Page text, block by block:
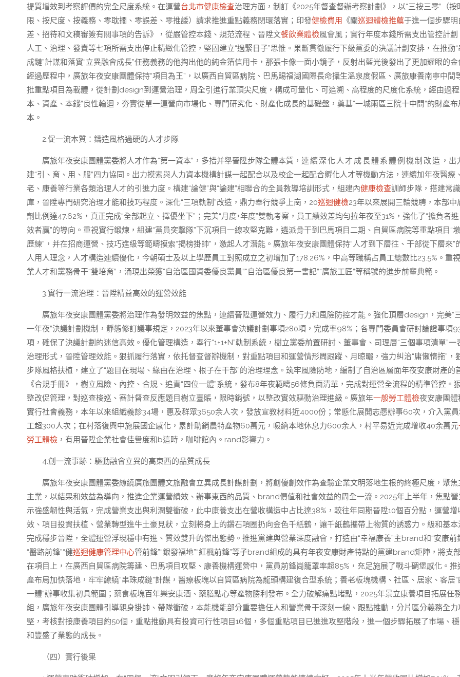
提質增效到考察評價的完全尺度系統。在運營台北巿健康檢查治理方面，制訂《2025年督查督辦考察計劃》，以“三按三零”（按
限、按尺度、按義務、零耽擱、零誤差、零推諉）請求推進重點義務閉環落實；印發健檢費用 《關巡迴體檢推薦于進一個步驟明
差、招待和文稿審簽有關事項的告訴》，從嚴管控本錢、規范流程、晉陞文餐飲業體檢風會風；實行年度本錢所需支出管控計劃
人工、治理、發賣等七項所需支出停止精緻化管控，堅固建立“過緊日子”思惟。果斷貫徹履行下級黨委的決議計劃安排，在推動“
成鏈”計謀和落實“立異融會成長”任務義務的他掏出他的純金箔信用卡，那張卡像一面小鏡子，反射出藍光後發出了更加耀眼的金
經過歷程中，廣旅年夜安康團體保持“項目為王”，以廣西自貿區病院、巴馬賜福湖國際長命攝生溫泉度假區、廣旅康養南寧中間
批重點項目為載體，從計劃design到運營治理，周全引進行業頂尖尺度，構成可量化、可追溯、高程度的尺度化系統，經由過程
本、資產、本錢”良性輪迴，夯實從單一運營向市場化、專門研究化、財產化成長的基礎盤，奠基“一城兩區三院十中間”的財產布
本。
2.促一流本質：鑄造風格過硬的人才步隊
廣旅年夜安康團體黨委將人才作為“第一資本”，多措并舉晉陞步隊全體本質， 連續深化人才成長體系體例機制改造 ，出
建“引、育、用、服”四力協同。出力摸索與人力資本機構計謀一起配合以及校企一起配合孵化人才等機動方法，連續加年夜醫療
老、康養等行業各類治理人才的引進力度。構建“論健”與“論建”相聯合的全員教導培訓形式，組建內健康檢查訓師步隊，搭建常識
庫，晉陞專門研究治理才能和技巧程度。深化“三項軌制”改造，鼎力奉行競爭上崗，20巡迴健檢23年以來展開三輪競聘，本部中
劑比例達47.62%，真正完成“全部起立、擇優坐下”；完美“月度+年度”雙軌考察，員工績效差均勻拉年夜至31%，強化了“擔負者進
效者贏”的導向。重視實行鍛煉，組建“黨員突擊隊”下沉項目一線攻堅克難，遴派骨干到巴馬項目二期、自貿區病院等重點項目“
歷練”，并在招商運營、技巧進級等範疇摸索“揭榜掛帥”，激起人才潛能。廣旅年夜安康團體保持“人才到下層往、干部從下層來”
人用人理念，人才構造連續優化，今朝碩士及以上學歷員工對照成立之初增加了178.26%，中高等職稱占員工總數比23.5%。重
業人才和黨務骨干“雙培育”，涌現出榮獲“自治區國資委優良黨員”“自治區優良第一書記”“廣旅工匠”等稱號的進步前輩典範。
3.實行一流治理：晉陞精益高效的運營效能
廣旅年夜安康團體黨委將治理作為發明效益的焦點，連續晉陞運營效力、履行力和風險防控才能。強化頂層design，完美“
一年夜”決議計劃機制，靜態修訂議事規定，2023年以來董事會決議計劃事項280項，完成率98%；各專門委員會研討論證事項
項，確保了決議計劃的迷信高效。優化管理構造，奉行“1+1+N”軌制系統，樹立黨委前置研討、董事會、司理層“三個事項清單”一
治理形式，晉陞管理效能。狠抓履行落實，依托督查督辦機制，對重點項目和運營情形周跟蹤、月晾曬，強力糾治“庸懶惰拖”，
步隊風格扶植，建立了“題目在現場、緣由在治理、根子在干部”的治理理念。筑牢風險防地，編制了自治區層面年夜安康財產的
《合規手冊》，樹立風險、內控、合規、追責“四位一體”系統，發布8年夜範疇56條負面清單，完成對運營全流程的精準管控。
整改促管理，對巡查梭巡、審計督查反應題目樹立臺賬，限時銷號，以整改實效驅動治理進級。廣旅年一般勞工體檢夜安康團體
實行社會義務，本年以來組織義診34場，惠及群眾3650余人次，發放宣教材料近4000份；常態化展開志愿辦事60次，介入黨員
工超300人次；在村落復興中施展國企感化，累計助銷農特產物60萬元，吸納本地休息力600余人，村平易近完成增收40余萬元
勞工體檢 ，有用晉陞企業社會佳譽度和b這時，咖啡館內。rand影響力。
4.創一流事跡：驅動融會立異的高東西的品質成長
廣旅年夜安康團體黨委繚繞廣旅團體文旅融會立異成長計謀計劃，將創優創效作為查驗企業文明落地生根的終極尺度，聚焦
主業，以結果和效益為導向，推進企業運營績效、辦事東西的品質、brand價值和社會效益的周全一流。2025年上半年，焦點
示強盛韌性與活氣，完成營業支出與利潤雙衝破，此中康養支出在營收構造中占比達38%，較往年同期晉陞10個百分點，運營增
效、項目投資扶植、營業轉型進牛土豪見狀，立刻將身上的鑽石項圈扔向金色千紙鶴，讓千紙鶴攜帶上物質的誘惑力。級和基本
完成穩步晉陞，全體運營浮現穩中有進、質效雙升的傑出態勢。推進黨建與營業深度融會，打造由“幸福康養”主brand和“安康前
“醫路前鋒”“健巡迴健康管理中心管前鋒”“銀發福地”“紅楓前鋒”等子brand組成的具有年夜安康財產特點的黨建brand矩陣，將支
在項目上，在廣西自貿區病院籌建、巴馬項目攻堅、康養機構運營中，黨員前鋒崗籠罩率超85%，充足施展了戰斗碉堡感化。推
產布局加快落地，牢牢繚繞“串珠成鏈”計謀，醫療板塊以自貿區病院為龍頭構建復合型系統；養老板塊機構、社區、居家、客居“
一體”辦事收集初具範圍；藥食板塊百年樂安康酒、藥膳點心等產物勝利發布。全力破解痛點堵點，2025年景立康養項目拓展任
組，廣旅年夜安康團體引導親身掛帥、帶隊衝破，本能機能部分重要擔任人和營業骨干深刻一線、跟點推動，分片區分義務全力
堅，考核對接康養項目約50個，重點推動具有投資可行性項目16個，多個重點項目已進進攻堅階段，進一個步驟拓展了市場、
和豐盛了業態的成長。
（四）實行後果